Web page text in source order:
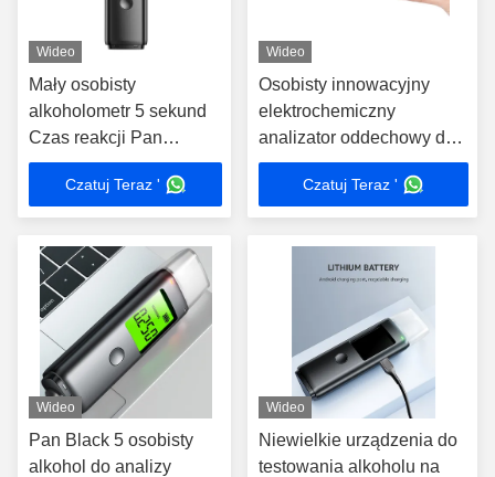
Wideo
Mały osobisty
alkoholometr 5 sekund
Czas reakcji Pan
Black05
Czatuj Teraz '
Wideo
Osobisty innowacyjny
elektrochemiczny
analizator oddechowy do
użytku osobistego
Czatuj Teraz '
Wideo
Pan Black 5 osobisty
alkohol do analizy
Wideo
Niewielkie urządzenia do
testowania alkoholu na